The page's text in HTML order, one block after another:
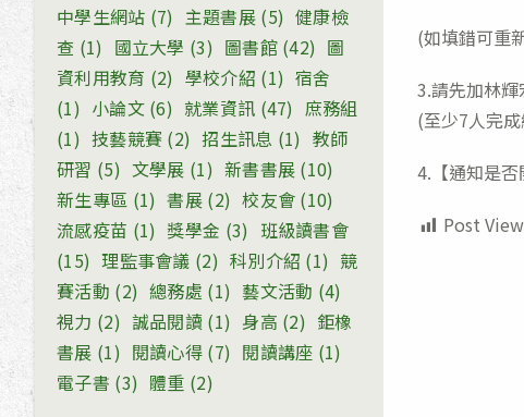
(如填錯可重
3.請先加林
(至少7人完
4.【通知是否
Post
中學生網站 (7) 主題書展(5) 健康檢
查 (1) 國立大學 (3) 圖書館(42) 圖
資利用教育 (2) 學校介紹 (1) 宿舍
(1) 小論文(6) 就業資訊 (47) 庶務組
(1) 技藝競賽 (2) 招生訊息 (1) 教師
研習 (5) 文學展 (1) 新書書展 (10)
新生專區 (1) 書展 (2) 校友會 (10)
流感疫苗 (1) 獎學金 (3) 班級讀書會
(15) 理監事會議 (2) 科別介紹 (1) 競
賽活動 (2) 總務處 (1) 藝文活動 (4)
視力 (2) 誠品閱讀 (1) 身高 (2) 鉅橡
書展 (1) 閱讀心得 (7) 閱讀講座 (1)
電子書 (3) 體重 (2)